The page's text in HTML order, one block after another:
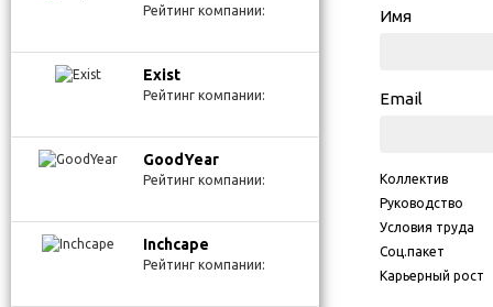
Рейтинг компании:
Exist
Рейтинг компании:
GoodYear
Рейтинг компании:
Inchcape
Рейтинг компании:
Имя
Email
Коллектив
Руководство
Условия труда
Соц.пакет
Карьерный рост